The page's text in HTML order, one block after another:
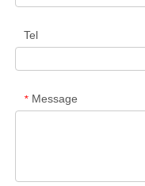
Tel
* Message